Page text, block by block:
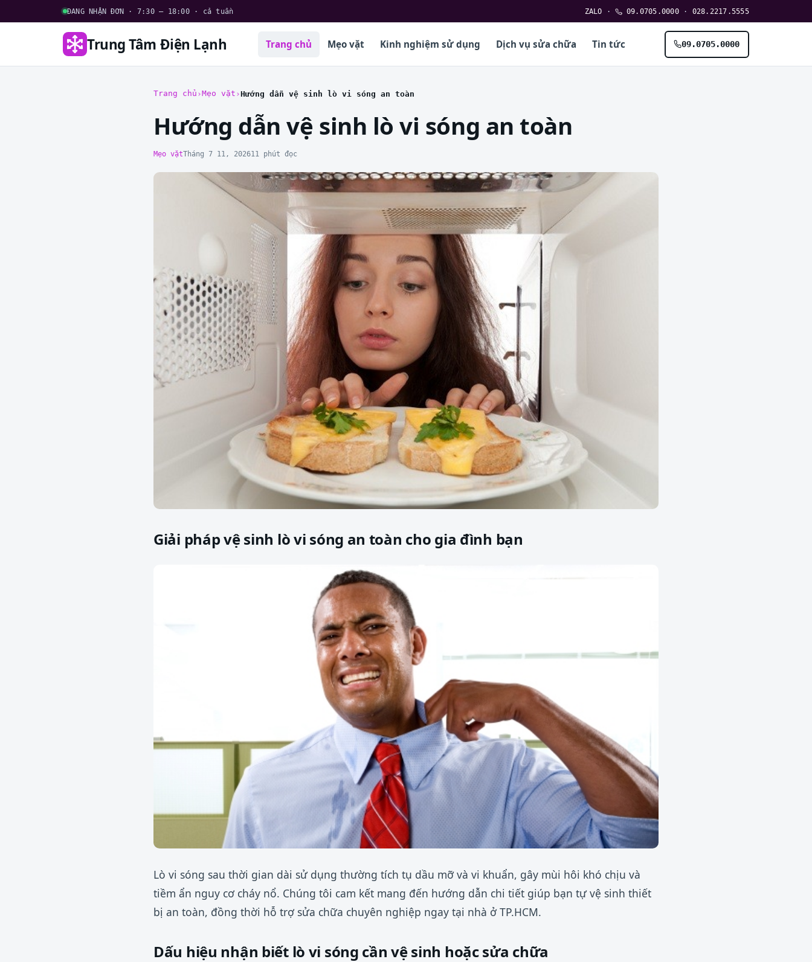
ĐANG NHẬN ĐƠN · 7:30 – 18:00 · cả tuần ZALO · 09.0705.0000 · 028.2217.5555
Trung Tâm Điện Lạnh Trang chủ Mẹo vặt Kinh nghiệm sử dụng Dịch vụ sửa chữa Tin tức 09.0705.0000
Trang chủ Mẹo vặt Hướng dẫn vệ sinh lò vi sóng an toàn
Hướng dẫn vệ sinh lò vi sóng an toàn
Mẹo vặtTháng 7 11, 202611 phút đọc
Giải pháp vệ sinh lò vi sóng an toàn cho gia đình bạn
Lò vi sóng sau thời gian dài sử dụng thường tích tụ dầu mỡ và vi khuẩn, gây mùi hôi khó chịu và
tiềm ẩn nguy cơ cháy nổ. Chúng tôi cam kết mang đến hướng dẫn chi tiết giúp bạn tự vệ sinh thiết
bị an toàn, đồng thời hỗ trợ sửa chữa chuyên nghiệp ngay tại nhà ở TP.HCM.
Dấu hiệu nhận biết lò vi sóng cần vệ sinh hoặc sửa chữa